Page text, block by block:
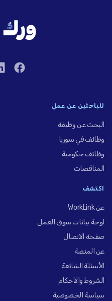
للباحثين عن عمل
البحث عن وظيفة
وظائف في سوريا
وظائف حكومية
المناقصات
اكتشف
عن WorkLink
لوحة بيانات سوق العمل
صفحة الاتصال
عن المنصة
الأسئلة الشائعة
الشروط والأحكام
سياسة الخصوصية